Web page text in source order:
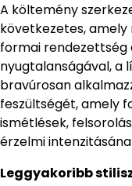
A költemény
következetes, amely
formai
nyugtalanságával, a
bravúrosan
feszültségét, amely
ismétlések,
érzelmi
Leggyakoribb